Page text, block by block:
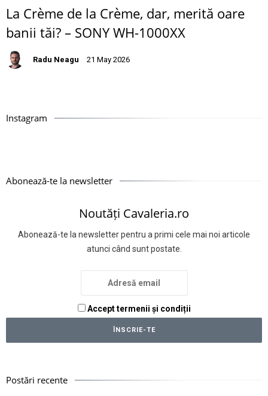
La Crème de la Crème, dar, merită oare
banii tăi? – SONY WH-1000XX
Radu Neagu 21 May 2026
Instagram
Abonează-te la newsletter
Noutăți Cavaleria.ro
Abonează-te la newsletter pentru a primi cele mai noi articole
atunci când sunt postate.
Accept termenii și condiții
Postări recente